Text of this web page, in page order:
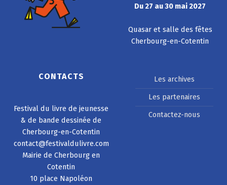
Du 27 au 30 mai 2027
Quasar et salle des fêtes
Cherbourg-en-Cotentin
CONTACTS
Festival du livre de jeunesse
& de bande dessinée de
Cherbourg-en-Cotentin
contact@festivaldulivre.com
Mairie de Cherbourg en
Cotentin
10 place Napoléon
Les archives
Les partenaires
Contactez-nous